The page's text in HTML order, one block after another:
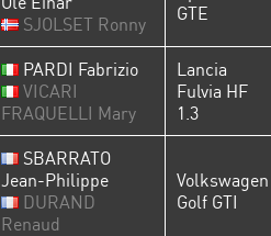
SJOLSET Ronny
GTE
PARDI Fabrizio
VICARI
FRAQUELLI Mary
Lancia
Fulvia HF
1.3
SBARRATO
Jean-Philippe
DURAND
Renaud
Volkswagen
Golf GTI